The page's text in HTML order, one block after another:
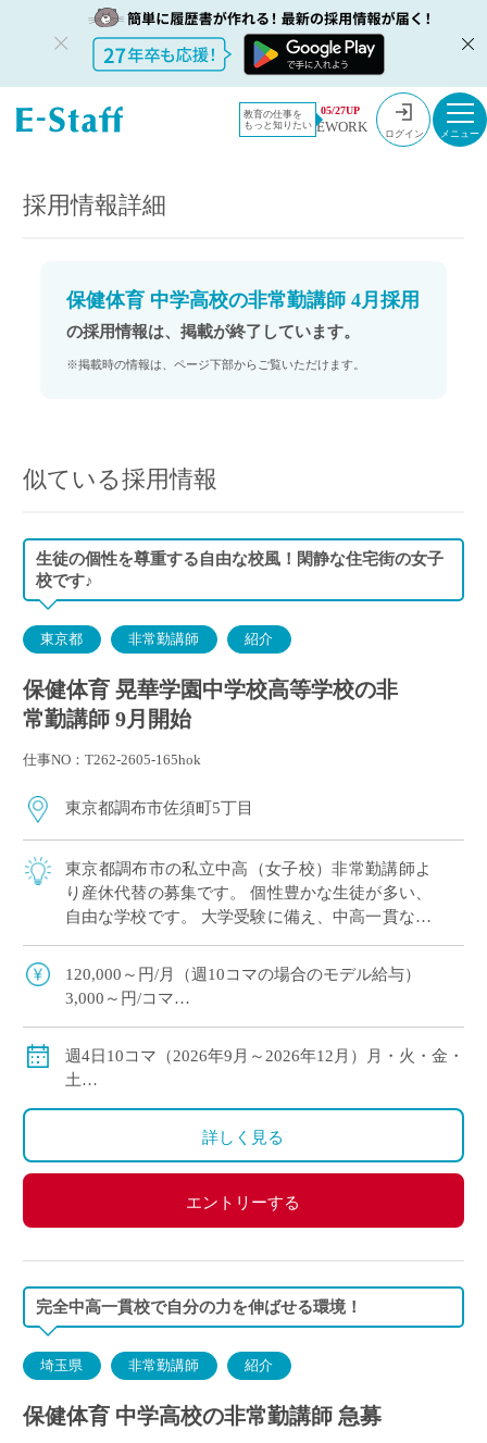
教育の仕事を
もっと知りたい
05/27UP
EWORK ログイン
教員採用情
報のイー・
採用情報
保健体育 中学高校の非常勤講師 4月採用
採用情報詳細
保健体育 中学高校の非常勤講師 4月採用
の採用情報は、掲載が終了しています。
※掲載時の情報は、ページ下部からご覧いただけます。
似ている採用情報
生徒の個性を尊重する自由な校風！閑静な住宅街の女子
校です♪
東京都 非常勤講師 紹介
保健体育 晃華学園中学校高等学校の非
常勤講師 9月開始
仕事NO：T262-2605-165hok
東京都調布市佐須町5丁目
東京都調布市の私立中高（女子校）非常勤講師よ
り産休代替の募集です。 個性豊かな生徒が多い、
自由な学校です。 大学受験に備え、中高一貫なら
120,000～円/月（週10コマの場合のモデル給与）
3,000～円/コマ
週4日10コマ（2026年9月～2026年12月）月・火・金・
土
詳しく見る
エントリーする
完全中高一貫校で自分の力を伸ばせる環境！
埼玉県 非常勤講師 紹介
保健体育 中学高校の非常勤講師 急募